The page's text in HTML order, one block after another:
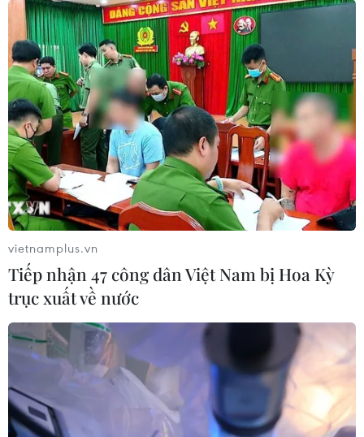
vietnamplus.vn
Tiếp nhận 47 công dân Việt Nam bị Hoa Kỳ
trục xuất về nước